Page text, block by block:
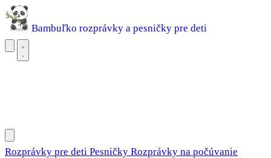
Bambuľko rozprávky a pesničky pre deti
Rozprávky pre deti Pesničky Rozprávky na počúvanie